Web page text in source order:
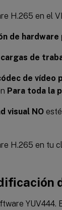
H.265 en el
de
de
de vídeo
Para toda la
visual NO
H.265 en tu
YUV444.